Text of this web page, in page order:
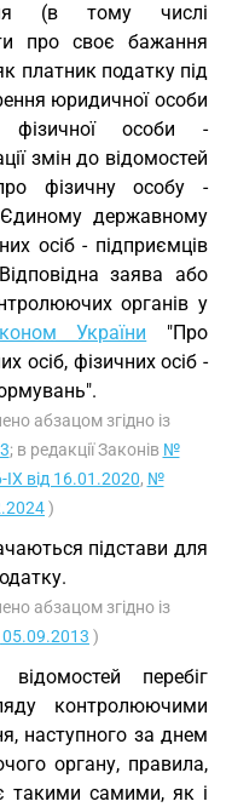
(в тому числі
про своє бажання
платник податку під
юридичної особи
фізичної особи -
змін до відомостей
фізичну особу -
державному
осіб - підприємців
заява або
органів у
України "Про
осіб, фізичних осіб -
абзацом згідно із
; в редакції Законів №
від 16.01.2020, №
)
підстави для
абзацом згідно із
)
перебіг
контролюючими
наступного за днем
органу, правила,
такими самими, як і